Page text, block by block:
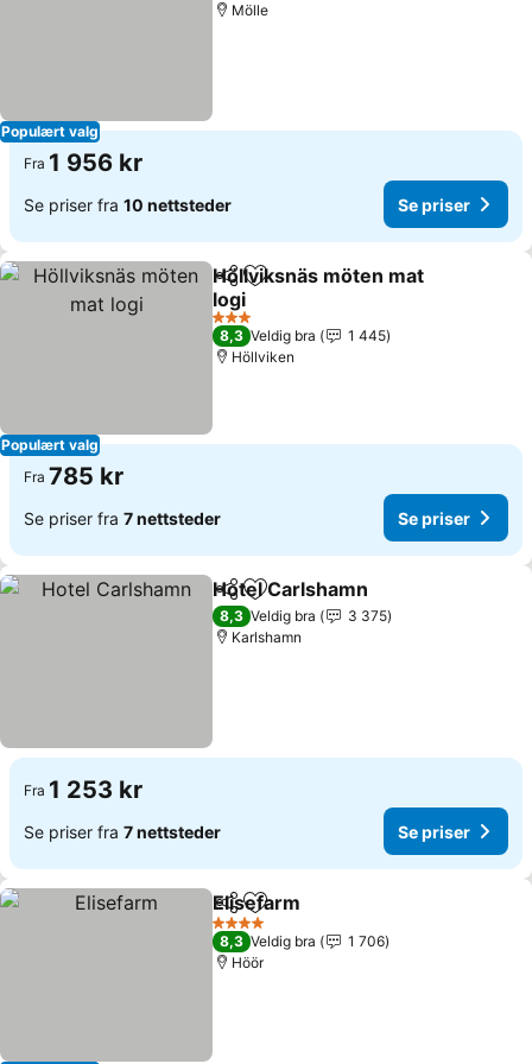
Populært valg
Mölle
Fra 1 956 kr
Se priser fra 10 nettsteder Se priser
Populært valg
Del Legg til i favoritter
Höllviksnäs möten mat
logi
Se priser
3 Stjerner
8,3 Veldig bra
1 445
Höllviken
Fra 785 kr
Se priser fra 7 nettsteder Se priser
Del Legg til i favoritter
Hotel Carlshamn
8,3 Veldig bra
3 375
Karlshamn
Fra 1 253 kr
Se priser fra 7 nettsteder Se priser
Del Legg til i favoritter
Elisefarm
4 Stjerner
8,3 Veldig bra
1 706
Höör